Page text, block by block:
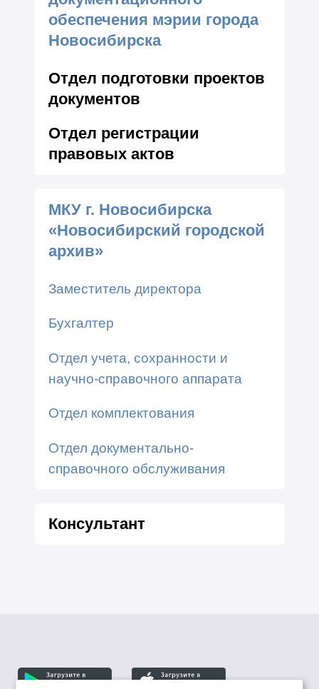
обеспечения мэрии города
Новосибирска
Отдел подготовки проектов
документов
Отдел регистрации
правовых актов
МКУ г. Новосибирска
«Новосибирский городской
архив»
Заместитель директора
Бухгалтер
Отдел учета, сохранности и
научно-справочного аппарата
Отдел комплектования
Отдел документально-
справочного обслуживания
Консультант